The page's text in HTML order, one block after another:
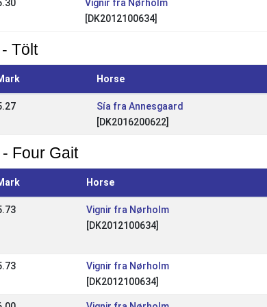
Vignir fra Nørholm
[DK2012100634]
Tölt
Horse
Sía fra Annesgaard
[DK2016200622]
Four Gait
Horse
Vignir fra Nørholm
[DK2012100634]
Vignir fra Nørholm
[DK2012100634]